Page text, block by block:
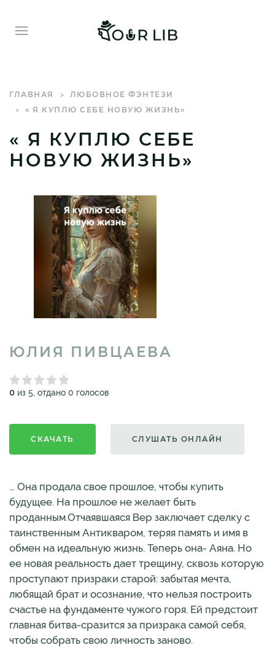
ГЛАВНАЯ
ЛЮБОВНОЕ ФЭНТЕЗИ
« Я КУПЛЮ СЕБЕ НОВУЮ ЖИЗНЬ»
« Я КУПЛЮ СЕБЕ
НОВУЮ ЖИЗНЬ»
ЮЛИЯ ПИВЦАЕВА
0 из 5, отдано 0 голосов
СКАЧАТЬ СЛУШАТЬ ОНЛАЙН
… Она продала свое прошлое, чтобы купить
будущее. На прошлое не желает быть
проданным.Отчаявшаяся Вер заключает сделку с
таинственным Антикваром, теряя память и имя в
обмен на идеальную жизнь. Теперь она- Аяна. Но
ее новая реальность дает трещину, сквозь которую
проступают призраки старой: забытая мечта,
любящай брат и осознание, что нельзя построить
счастье на фундаменте чужого горя. Ей предстоит
главная битва-сразится за призрака самой себя,
чтобы собрать свою личность заново.